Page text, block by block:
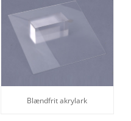
Blændfrit akrylark